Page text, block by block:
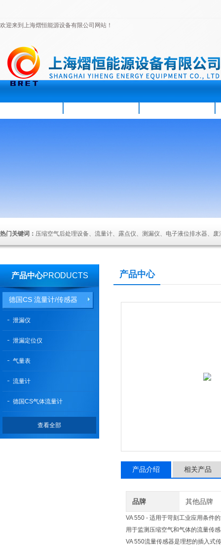
欢迎来到上海熠恒能源设备有限公司网站！
热门关键词： 压缩空气后处理设备、流量计、露点仪、测漏仪、电子液位排水器、
产品中心PRODUCTS
德国CS 流量计/传感器
泄漏仪
泄漏定位仪
气量表
流量计
德国CS气体流量计
查看全部
产品中心
产品介绍 相关产品
品牌 其他品牌
VA 550 - 适用于苛刻工业应用条件
用于监测压缩空气和气体的流量传
VA 550流量传感器是理想的插入式